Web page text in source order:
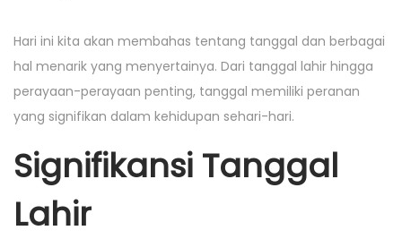
a
t
i
o
n
t
t
e
d
o
t
e
Hari ini kita akan membahas tentang tanggal dan berbagai
hal menarik yang menyertainya. Dari tanggal lahir hingga
perayaan-perayaan penting, tanggal memiliki peranan
yang signifikan dalam kehidupan sehari-hari.
Signifikansi Tanggal
Lahir